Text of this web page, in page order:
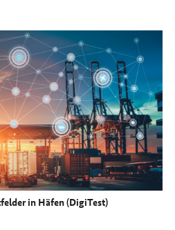
in Häfen (DigiTest)